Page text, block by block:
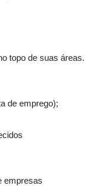
topo de suas áreas.
de emprego);
empresas